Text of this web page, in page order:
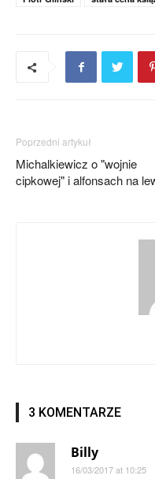
Poprzedni artykuł
Michalkiewicz o "wojnie
cipkowej" i alfonsach na
3 KOMENTARZE
Billy
16/03/2017 at 10:25